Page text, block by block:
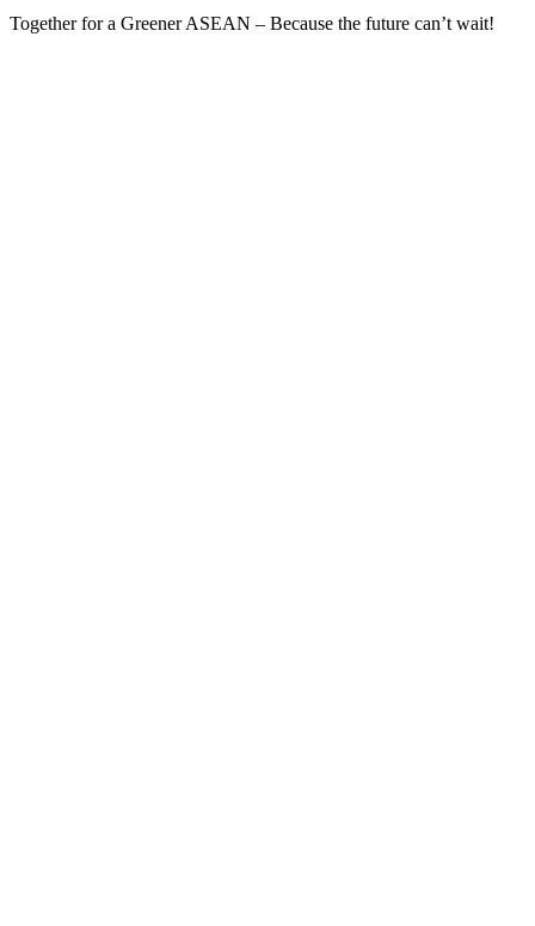
Together for a Greener ASEAN – Because the future can’t wait!